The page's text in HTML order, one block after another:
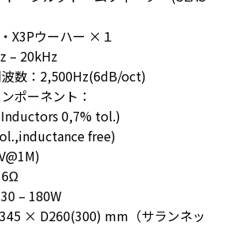
X3Pウーハー ×１
– 20kHz
数：2,500Hz(6dB/oct)
ポーネント：
0,7% tol.)
free)
– 180W
× D260(300) mm（サランネッ